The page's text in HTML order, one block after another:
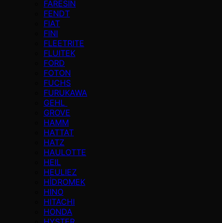
FARESIN
FENDT
FIAT
FINI
FLEETRITE
FLUITEK
FORD
FOTON
FUCHS
FURUKAWA
GEHL
GROVE
HAMM
HATTAT
HATZ
HAULOTTE
HEIL
HEULIEZ
HİDROMEK
HINO
HITACHI
HONDA